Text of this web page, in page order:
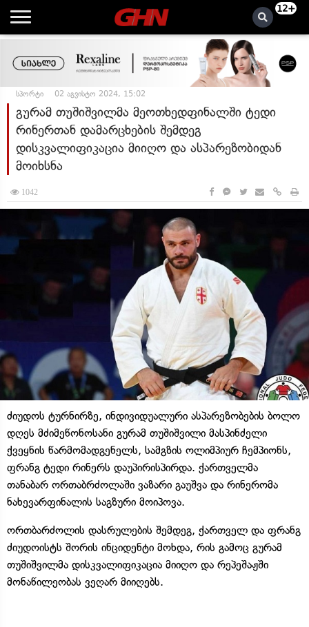
12+
სპორტი 02 აგვისტო 2024, 15:02
გურამ თუშიშვილმა მეოთხედფინალში ტედი
რინერთან დამარცხების შემდეგ
დისკვალიფიკაცია მიიღო და ასპარეზობიდან
მოიხსნა
1042
ძიუდოს ტურნირზე, ინდივიდუალური ასპარეზობების ბოლო
დღეს მძიმეწონოსანი გურამ თუშიშვილი მასპინძელი
ქვეყნის წარმომადგენელს, სამგზის ოლიმპიურ ჩემპიონს,
ფრანგ ტედი რინერს დაუპირისპირდა. ქართველმა
თანაბარ ორთაბრძოლაში ვაზარი გაუშვა და რინერომა
ნახევარფინალის საგზური მოიპოვა.
ორთბარძოლის დასრულების შემდეგ, ქართველ და ფრანგ
ძიუდოისტს შორის ინციდენტი მოხდა, რის გამოც გურამ
თუშიშვილმა დისკვალიფიკაცია მიიღო და რეპეშაჟში
მონაწილეობას ვეღარ მიიღებს.